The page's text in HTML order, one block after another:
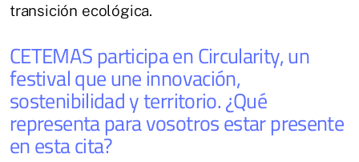
transición ecológica.
CETEMAS participa en Circularity, un
festival que une innovación,
sostenibilidad y territorio. ¿Qué
representa para vosotros estar presente
en esta cita?